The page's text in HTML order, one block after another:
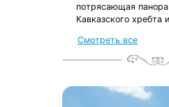
потрясающая
Кавказского хребта
Смотреть все